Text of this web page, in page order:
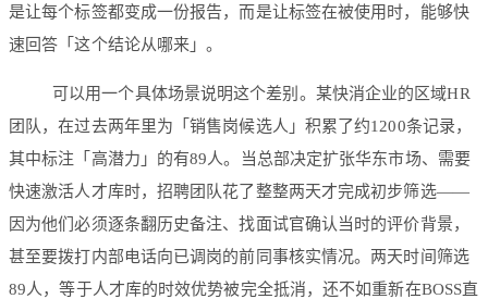
是让每个标签都变成一份报告，而是让标签在被使用时，能够快
速回答「这个结论从哪来」。
可以用一个具体场景说明这个差别。某快消企业的区域HR
团队，在过去两年里为「销售岗候选人」积累了约1200条记录，
其中标注「高潜力」的有89人。当总部决定扩张华东市场、需要
快速激活人才库时，招聘团队花了整整两天才完成初步筛选——
因为他们必须逐条翻历史备注、找面试官确认当时的评价背景，
甚至要拨打内部电话向已调岗的前同事核实情况。两天时间筛选
89人，等于人才库的时效优势被完全抵消，还不如重新在BOSS直